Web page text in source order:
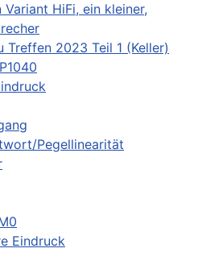
HiFi, ein kleiner,
Treffen 2023 Teil 1 (Keller)
Pegellinearität
Eindruck